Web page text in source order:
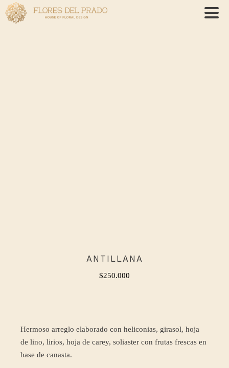
ANTILLANA
$250.000
Hermoso arreglo elaborado con heliconias, girasol, hoja
de lino, lirios, hoja de carey, soliaster con frutas frescas en
base de canasta.